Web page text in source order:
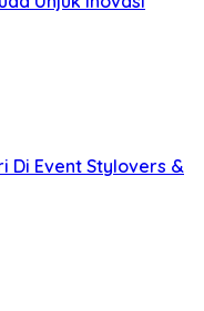
Di Event Stylovers &